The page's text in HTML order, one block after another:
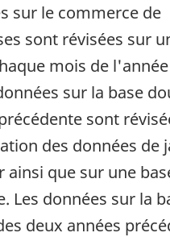
sur le commerce de
sont révisées sur
mois de
sur la base
sont
des données de
ainsi que sur une
Les données sur la
deux années